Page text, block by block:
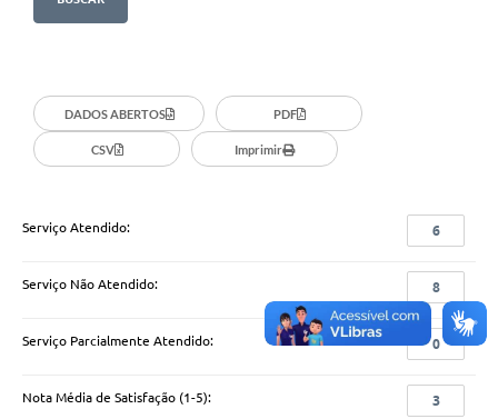
Alvará
Fiscalização
Passe Livre Estudantil
Ouvidoria
DADOS ABERTOS PDF
CSV Imprimir
Serviço Atendido: 6
Serviço Não Atendido: 8
Serviço Parcialmente Atendido: 0
Nota Média de Satisfação (1-5): 3